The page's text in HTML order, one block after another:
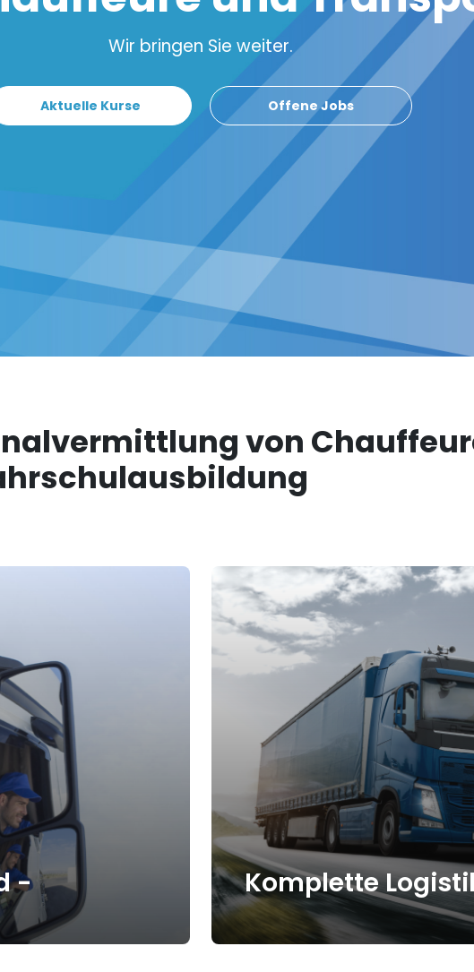
Wir bringen Sie weiter.
Aktuelle Kurse Offene Jobs
von
-
Komplette